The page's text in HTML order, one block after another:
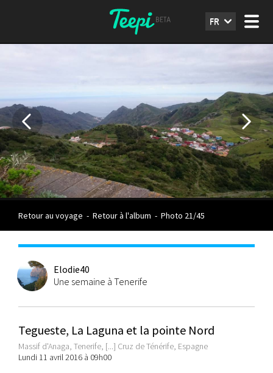
FR
Retour au voyage - Retour à l'album - Photo 21/45
Elodie40
Une semaine à Tenerife
Tegueste, La Laguna et la pointe Nord
Massif d'Anaga, Tenerife, [...] Cruz de Ténérife, Espagne
Lundi 11 avril 2016 à 09h00